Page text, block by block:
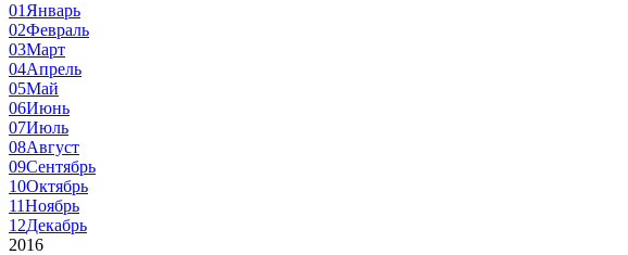
01 Январь
02Февраль
03Март
04Апрель
05Май
06Июнь
07Июль
08Август
09Сентябрь
10Октябрь
11Ноябрь
12Декабрь
2016